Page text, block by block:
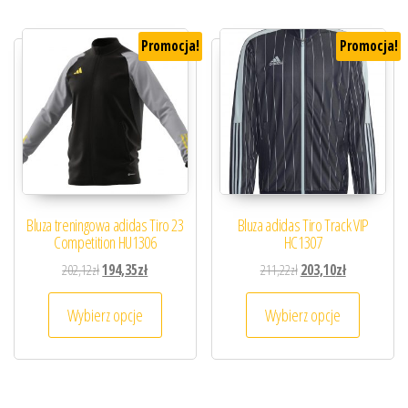
Promocja!
Bluza treningowa adidas Tiro 23
Competition HU1306
202,12złPierwotna cena wynosiła: 202,12zł.
194,35złAktualna cena wynosi: 194,35zł.
Wybierz opcje
Ten produkt ma wiele wariantów. Opcje
Promocja!
Bluza adidas Tiro Track VIP
HC1307
211,22zł Pierwotna cena
203,10złAktualna
Wybierz opcje
Ten